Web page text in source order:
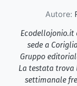
Autore:
Ecodellojonio.it
sede a
Gruppo
La testata trova
settimanale